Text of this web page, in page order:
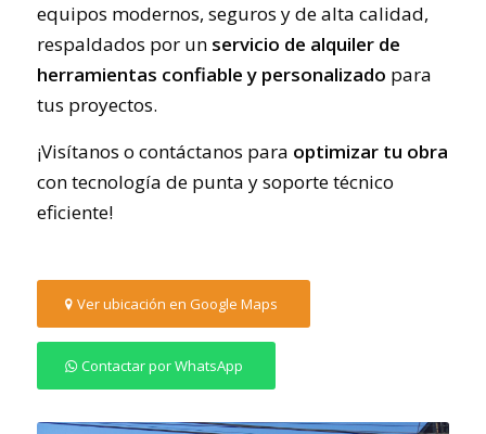
equipos modernos, seguros y de alta calidad,
respaldados por un servicio de alquiler de
herramientas confiable y personalizado para
tus proyectos.
¡Visítanos o contáctanos para optimizar tu obra
con tecnología de punta y soporte técnico
eficiente!
Ver ubicación en Google Maps
Contactar por WhatsApp